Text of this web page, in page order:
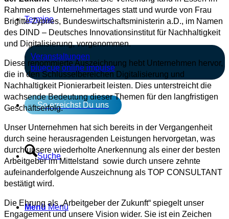
Termine
Veranstaltungen
bluecue online impulse
So erreichst Du uns
Suche
Menü Menü
Rahmen des Unternehmertages statt und wurde von Frau
Brigitte Zypries, Bundeswirtschaftsministerin a.D., im Namen
des DIND – Deutsches Innovationsinstitut für Nachhaltigkeit
und Digitalisierung, vorgenommen.
Diese renommierte Auszeichnung hebt Unternehmen hervor,
die in den Schlüsselbereichen Digitalisierung und
Nachhaltigkeit Pionierarbeit leisten. Dies unterstreicht die
wachsende Bedeutung dieser Themen für den langfristigen
Geschäftserfolg.
Unser Unternehmen hat sich bereits in der Vergangenheit
durch seine herausragenden Leistungen hervorgetan, was
durch unsere wiederholte Anerkennung als einer der besten
Arbeitgeber im Mittelstand sowie durch unsere zehnte
aufeinanderfolgende Auszeichnung als TOP CONSULTANT
bestätigt wird.
Die Ehrung als „Arbeitgeber der Zukunft“ spiegelt unser
Engagement und unsere Vision wider. Sie ist ein Zeichen